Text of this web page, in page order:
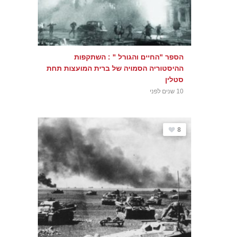
הספר "החיים והגורל " : השתקפות
ההיסטוריה הסמויה של ברית המועצות תחת
סטלין
10 שנים לפני
8